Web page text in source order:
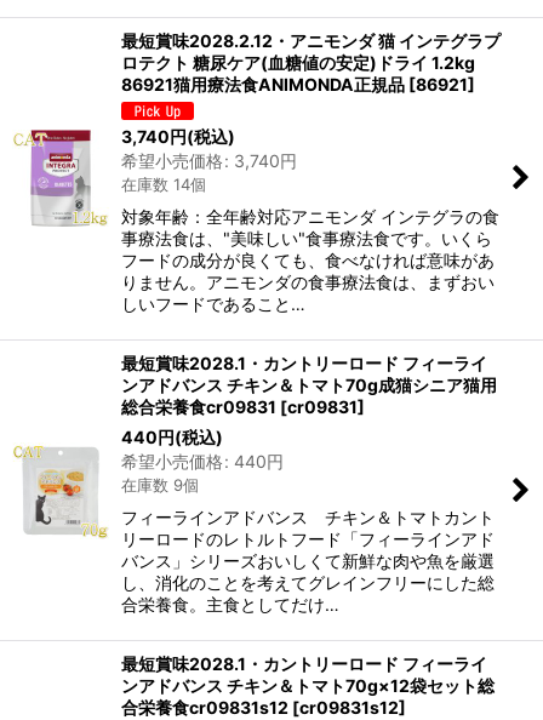
最短賞味2028.2.12・アニモンダ 猫 インテグラプ
ロテクト 糖尿ケア(血糖値の安定)ドライ 1.2kg
86921猫用療法食ANIMONDA正規品 [86921]
3,740円(税込)
希望小売価格: 3,740円
在庫数 14個
対象年齢：全年齢対応アニモンダ インテグラの食
事療法食は、"美味しい"食事療法食です。いくら
フードの成分が良くても、食べなければ意味があ
りません。アニモンダの食事療法食は、まずおい
しいフードであること…
最短賞味2028.1・カントリーロード フィーライ
ンアドバンス チキン＆トマト70g成猫シニア猫用
総合栄養食cr09831 [cr09831]
440円(税込)
希望小売価格: 440円
在庫数 9個
フィーラインアドバンス チキン＆トマトカント
リーロードのレトルトフード「フィーラインアド
バンス」シリーズおいしくて新鮮な肉や魚を厳選
し、消化のことを考えてグレインフリーにした総
合栄養食。主食としてだけ…
最短賞味2028.1・カントリーロード フィーライ
ンアドバンス チキン＆トマト70g×12袋セット総
合栄養食cr09831s12 [cr09831s12]